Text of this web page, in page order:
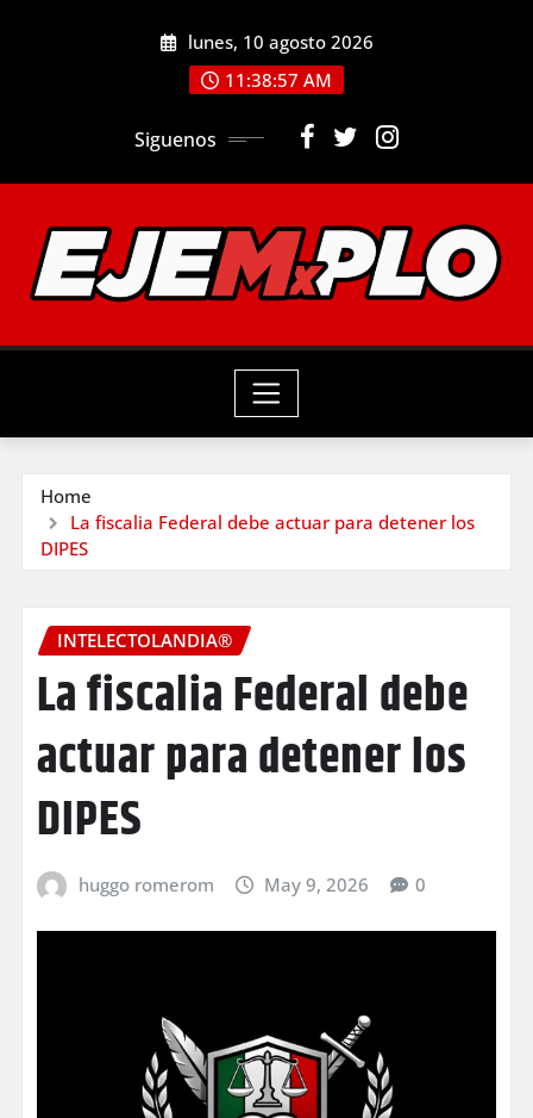
lunes, 10 agosto 2026
11:38:59 AM
Siguenos
Home
La fiscalia Federal debe actuar para detener los
DIPES
INTELECTOLANDIA®
La fiscalia Federal debe
actuar para detener los
DIPES
huggo romerom May 9, 2026 0